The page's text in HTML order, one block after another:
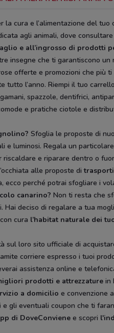
la cura e l’alimentazione del
agli animali, dove
e all’ingrosso di prodotti
insegne che ti garantiscono
offerte e promozioni che più
tutto l’anno. Riempi il tuo
spazzole, dentifrici,
e pratiche ciotole e
Sfoglia le proposte di
e luminosi. Regala un
riscaldare e riparare dentro o
alle proposte di
ecco perché potrai sfogliare i
canarino? Non ti resta che
Hai deciso di regalare a tua
cura l’habitat naturale dei
sul loro sito ufficiale di
corriere espresso i tuoi
assistenza online e
prodotti e attrezzature in
a domicilio e convenzione
e gli eventuali coupon che ti
di DoveConviene e scopri